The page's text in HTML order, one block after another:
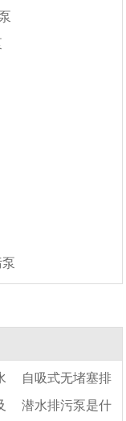
自吸式无堵塞排
污泵工作原理及规
潜水排污泵是什